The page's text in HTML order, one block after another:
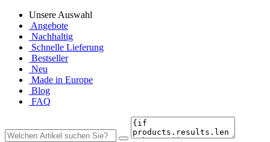
Unsere Auswahl
Angebote
Nachhaltig
Schnelle Lieferung
Bestseller
Neu
Made in Europe
Blog
FAQ